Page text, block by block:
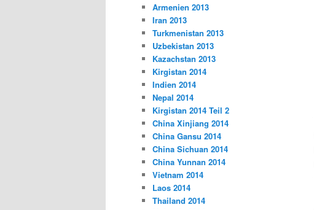
Armenien 2013
Iran 2013
Turkmenistan 2013
Uzbekistan 2013
Kazachstan 2013
Kirgistan 2014
Indien 2014
Nepal 2014
Kirgistan 2014 Teil 2
China Xinjiang 2014
China Gansu 2014
China Sichuan 2014
China Yunnan 2014
Vietnam 2014
Laos 2014
Thailand 2014